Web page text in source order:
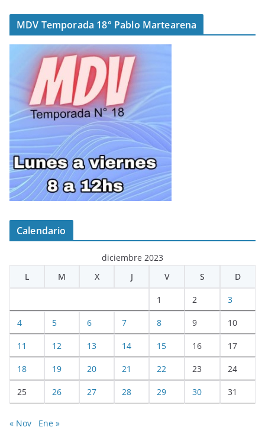
MDV Temporada 18° Pablo Martearena
Calendario
diciembre 2023
L
M X J V S D
1 2 3
4 5 6 7 8 9 10
11 12 13 14 15 16 17
18 19 20 21 22 23 24
25 26 27 28 29 30 31
« Nov Ene »